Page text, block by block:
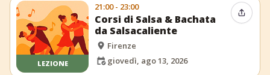
LEZIONE
21:00 - 23:00
Corsi di Salsa & Bachata
da Salsacaliente
Firenze
giovedì, ago 13, 2026